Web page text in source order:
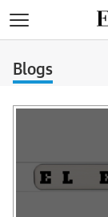
Blogs